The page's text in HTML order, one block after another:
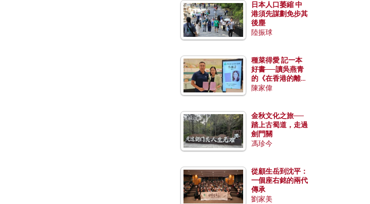
日本人口萎縮 中
港須先謀劃免步其
後塵
陸振球
種菜得愛 記一本
好書──讀吳燕青
的《在香港的離島
種菜》
陳家偉
金秋文化之旅──
踏上古蜀道，走過
劍門關
馮珍今
從顧生岳到沈平：
一個座右銘的兩代
傳承
劉家美